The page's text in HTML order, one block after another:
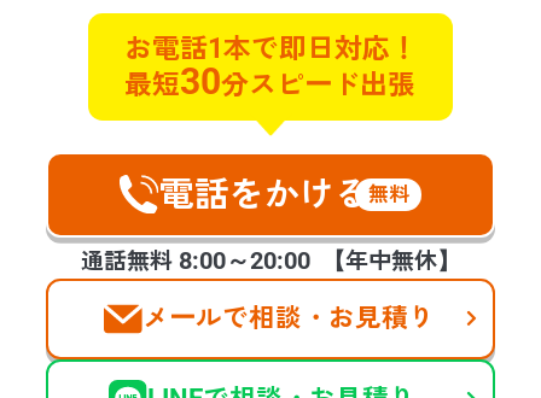
お電話1本で即日対応！
最短30分スピード出張
電話をかける無料
通話無料 8:00～20:00 【年中無休】
メールで相談・お見積り
サービス
遺品整理遺品買取特殊清掃
不用品回収
貴重品探索ゴミ屋敷片付け遺品の合同供養
不動産整理･買取ハウスクリーニング空家整理
生前整理 福祉整理
お客様の声会社案内提携企業様の募集
©2025 days,Inc